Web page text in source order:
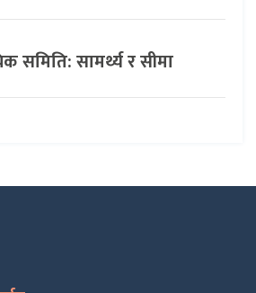
समिति: सामर्थ्य र सीमा